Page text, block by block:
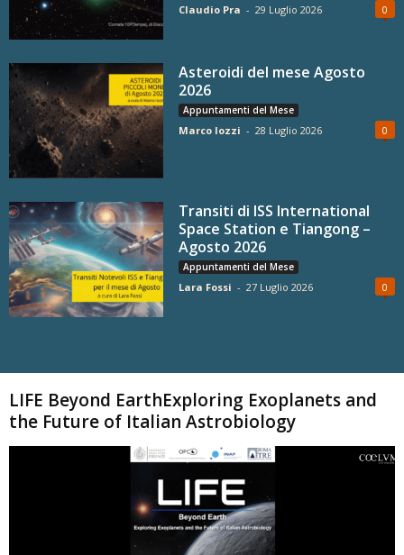
Claudio Pra - 29 Luglio 2026 0
Asteroidi del mese Agosto
2026
Appuntamenti del Mese
Marco Iozzi - 28 Luglio 2026 0
Transiti di ISS International
Space Station e Tiangong –
Agosto 2026
Appuntamenti del Mese
Lara Fossi - 27 Luglio 2026 0
LIFE Beyond EarthExploring Exoplanets and
the Future of Italian Astrobiology